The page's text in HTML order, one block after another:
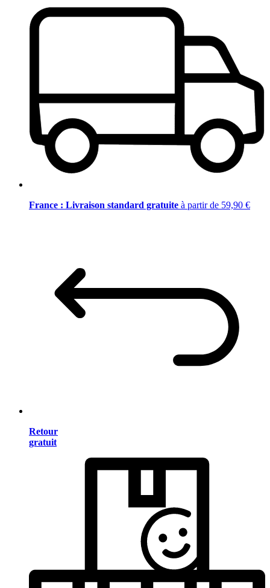
France : Livraison standard gratuite à partir de 59,90 €
Retour
gratuit